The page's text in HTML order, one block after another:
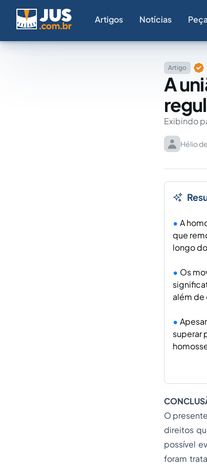
Artigos Notícias
Artigo
A
Exibindo
Hélio
A
que
longo
Os
além de
superar
O
direitos
possível
foram